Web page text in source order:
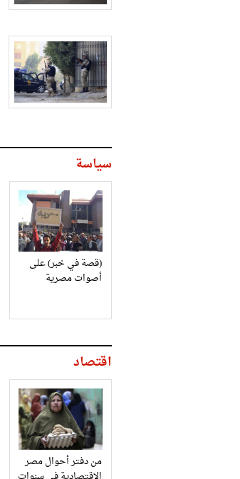
سياسة
(قصة في خبر) على
أصوات مصرية
اقتصاد
من دفتر أحوال مصر